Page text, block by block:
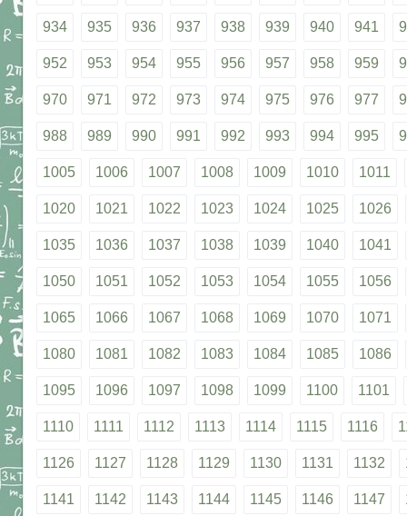
934 935 936 937 938 939 940 941
952 953 954 955 956 957 958 959
970 971 972 973 974 975 976 977
988 989 990 991 992 993 994 995
1005 1006 1007 1008 1009 1010 1011
1020 1021 1022 1023 1024 1025 1026
1035 1036 1037 1038 1039 1040 1041
1050 1051 1052 1053 1054 1055 1056
1065 1066 1067 1068 1069 1070 1071
1080 1081 1082 1083 1084 1085 1086
1095 1096 1097 1098 1099 1100 1101
1110 1111 1112 1113 1114 1115 1116
1126 1127 1128 1129 1130 1131 1132
1141 1142 1143 1144 1145 1146 1147